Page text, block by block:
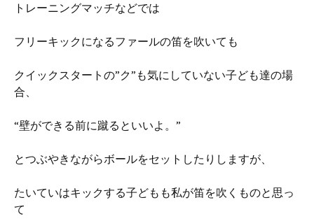
トレーニングマッチなどでは
フリーキックになるファールの笛を吹いても
クイックスタートの”ク”も気にしていない子ども達の場
合、
“壁ができる前に蹴るといいよ。”
とつぶやきながらボールをセットしたりしますが、
たいていはキックする子どもも私が笛を吹くものと思っ
て